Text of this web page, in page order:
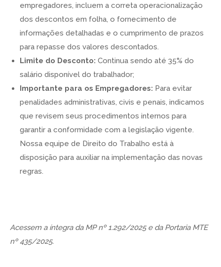
empregadores, incluem a correta operacionalização
dos descontos em folha, o fornecimento de
informações detalhadas e o cumprimento de prazos
para repasse dos valores descontados.
Limite do Desconto: Continua sendo até 35% do
salário disponível do trabalhador;
Importante para os Empregadores: Para evitar
penalidades administrativas, civis e penais, indicamos
que revisem seus procedimentos internos para
garantir a conformidade com a legislação vigente.
Nossa equipe de Direito do Trabalho está à
disposição para auxiliar na implementação das novas
regras.
Acessem a íntegra da MP nº 1.292/2025 e da Portaria MTE
nº 435/2025.